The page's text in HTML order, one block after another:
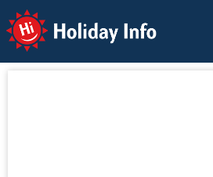
Holiday Info